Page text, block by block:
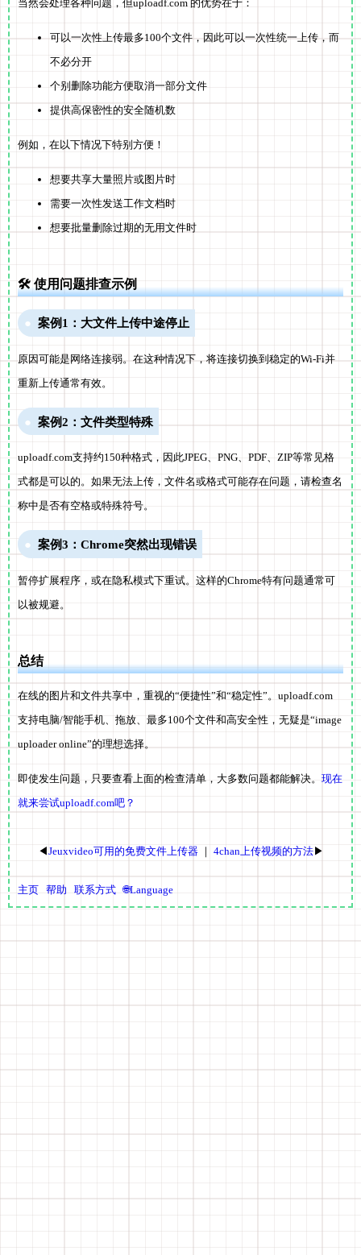
当然会处理各种问题，但uploadf.com 的优势在于：
可以一次性上传最多100个文件，因此可以一次性统一上传，而
不必分开
个别删除功能方便取消一部分文件
提供高保密性的安全随机数
例如，在以下情况下特别方便！
想要共享大量照片或图片时
需要一次性发送工作文档时
想要批量删除过期的无用文件时
🛠 使用问题排查示例
案例1：大文件上传中途停止
原因可能是网络连接弱。在这种情况下，将连接切换到稳定的Wi-Fi并
重新上传通常有效。
案例2：文件类型特殊
uploadf.com支持约150种格式，因此JPEG、PNG、PDF、ZIP等常见格
式都是可以的。如果无法上传，文件名或格式可能存在问题，请检查名
称中是否有空格或特殊符号。
案例3：Chrome突然出现错误
暂停扩展程序，或在隐私模式下重试。这样的Chrome特有问题通常可
以被规避。
总结
在线的图片和文件共享中，重视的“便捷性”和“稳定性”。uploadf.com
支持电脑/智能手机、拖放、最多100个文件和高安全性，无疑是“image
uploader online”的理想选择。
即使发生问题，只要查看上面的检查清单，大多数问题都能解决。 现在
就来尝试uploadf.com吧？
◀Jeuxvideo可用的免费文件上传器｜ 4chan上传视频的方法▶
主页 帮助 联系方式 🌐Language